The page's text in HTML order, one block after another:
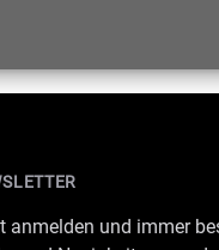
anmelden und immer